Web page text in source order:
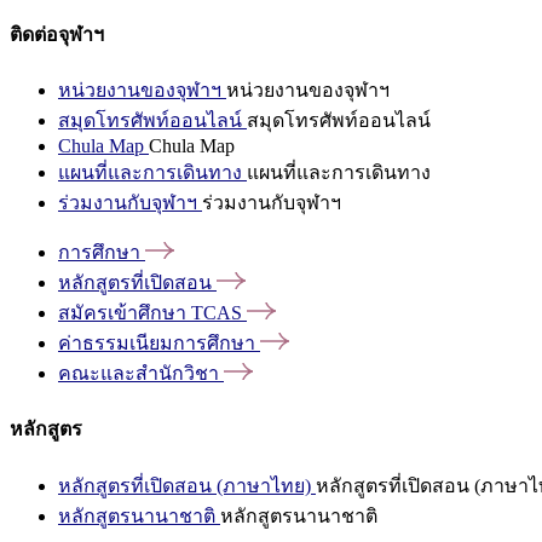
ติดต่อจุฬาฯ
หน่วยงานของจุฬาฯ หน่วยงานของจุฬาฯ
สมุดโทรศัพท์ออนไลน์ สมุดโทรศัพท์ออนไลน์
Chula Map Chula Map
แผนที่และการเดินทาง แผนที่และการเดินทาง
ร่วมงานกับจุฬาฯ ร่วมงานกับจุฬาฯ
การศึกษา
หลักสูตรที่เปิดสอน
สมัครเข้าศึกษา TCAS
ค่าธรรมเนียมการศึกษา
คณะและสำนักวิชา
หลักสูตร
หลักสูตรที่เปิดสอน (ภาษาไทย) หลักสูตรที่เปิดสอน (ภาษาไ
หลักสูตรนานาชาติ หลักสูตรนานาชาติ